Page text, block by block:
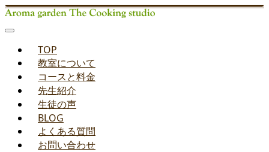
TOP
教室について
コースと料金
先生紹介
生徒の声
BLOG
よくある質問
お問い合わせ